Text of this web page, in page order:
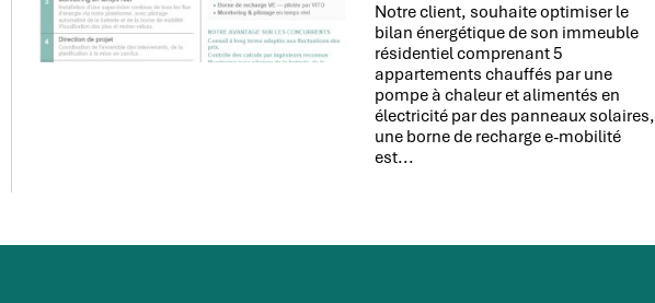
Notre client, souhaite optimiser le
bilan énergétique de son immeuble
résidentiel comprenant 5
appartements chauffés par une
pompe à chaleur et alimentés en
électricité par des panneaux solaires,
une borne de recharge e-mobilité
est...